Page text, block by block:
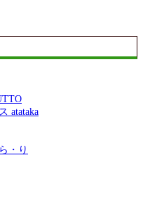
atataka
・り